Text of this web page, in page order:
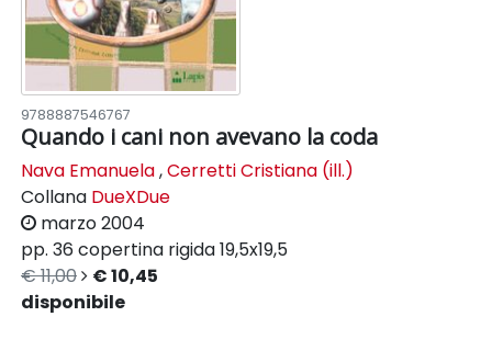
9788887546767
Quando i cani non avevano la coda
Nava Emanuela,Cerretti Cristiana (ill.)
Collana DueXDue
marzo 2004
pp. 36 copertina rigida19,5x19,5
€ 11,00
€ 10,45
disponibile